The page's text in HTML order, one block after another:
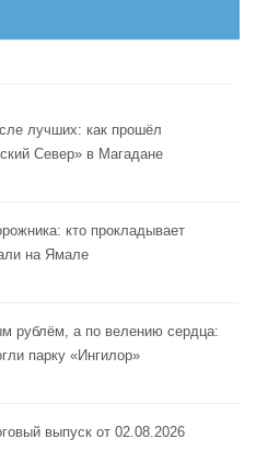
лучших: как прошёл
Север» в Магадане
кто прокладывает
на Ямале
рублём, а по велению сердца:
парку «Ингилор»
выпуск от 02.08.2026